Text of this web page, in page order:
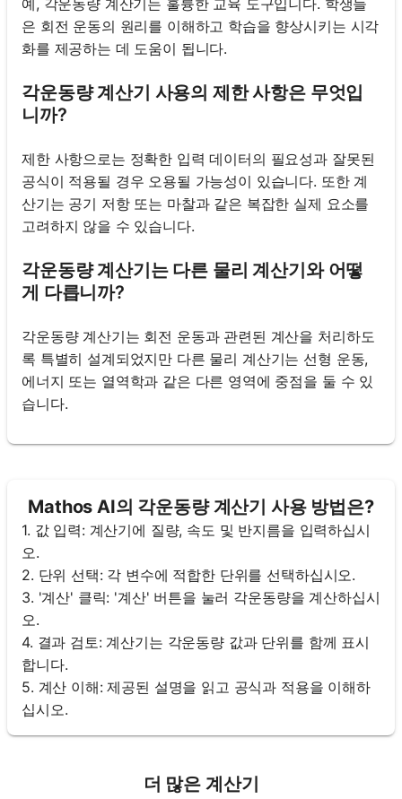
은 회전 운동의 원리를 이해하고 학습을 향상시키는 시각
화를 제공하는 데 도움이 됩니다.
각운동량 계산기 사용의 제한 사항은 무엇입
니까?
제한 사항으로는 정확한 입력 데이터의 필요성과 잘못된
공식이 적용될 경우 오용될 가능성이 있습니다. 또한 계
산기는 공기 저항 또는 마찰과 같은 복잡한 실제 요소를
고려하지 않을 수 있습니다.
각운동량 계산기는 다른 물리 계산기와 어떻
게 다릅니까?
각운동량 계산기는 회전 운동과 관련된 계산을 처리하도
록 특별히 설계되었지만 다른 물리 계산기는 선형 운동,
에너지 또는 열역학과 같은 다른 영역에 중점을 둘 수 있
습니다.
Mathos AI의 각운동량 계산기 사용 방법은?
1. 값 입력: 계산기에 질량, 속도 및 반지름을 입력하십시
오.
2. 단위 선택: 각 변수에 적합한 단위를 선택하십시오.
3. '계산' 클릭: '계산' 버튼을 눌러 각운동량을 계산하십시
오.
4. 결과 검토: 계산기는 각운동량 값과 단위를 함께 표시
합니다.
5. 계산 이해: 제공된 설명을 읽고 공식과 적용을 이해하
십시오.
더 많은 계산기